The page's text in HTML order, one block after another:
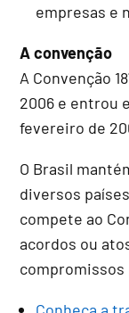
empresas e
A convenção
A Convenção
2006 e entrou
fevereiro de
O Brasil
diversos
compete ao
acordos ou
compromissos